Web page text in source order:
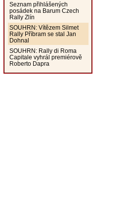
Seznam přihlášených
posádek na Barum Czech
Rally Zlín
SOUHRN: Vítězem Silmet
Rally Příbram se stal Jan
Dohnal
SOUHRN: Rally di Roma
Capitale vyhrál premiérově
Roberto Dapra